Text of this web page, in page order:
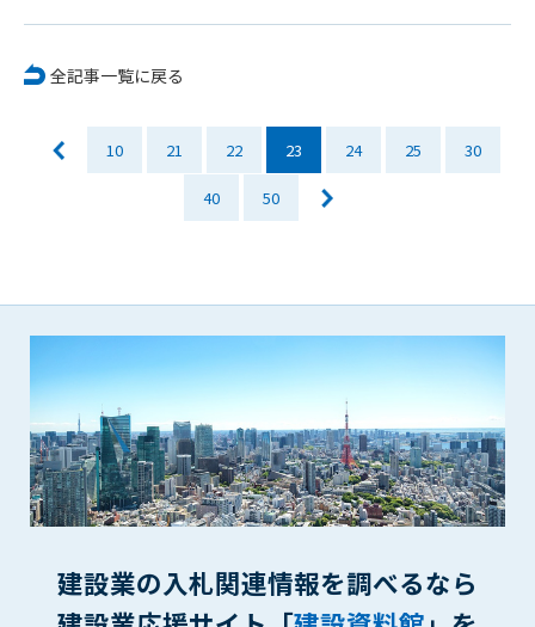
全記事一覧に戻る
10 21 22 23 24 25 30
40 50
建設業の入札関連情報を調べるなら
第14条（契約の継続）
動延長とします。
本規約の準拠法は日本法とします。本規約をめぐる一切の紛争
については、東京簡易裁判所または東京地方裁判所をもって第
一審の専属的合意管轄裁判所とします。
第16条（本規約の効力）
本規約内容に同意する